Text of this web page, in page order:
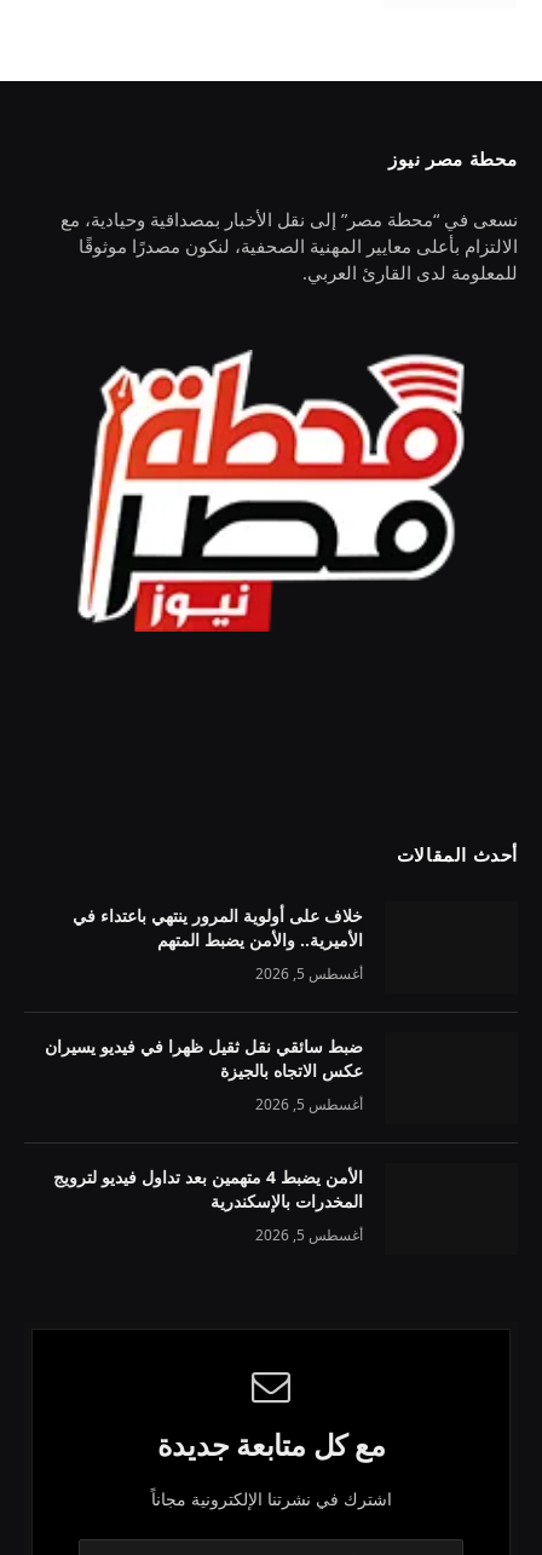
محطة مصر نيوز
نسعى في “محطة مصر” إلى نقل الأخبار بمصداقية وحيادية، مع
الالتزام بأعلى معايير المهنية الصحفية، لنكون مصدرًا موثوقًا
للمعلومة لدى القارئ العربي.
أحدث المقالات
خلاف على أولوية المرور ينتهي باعتداء في
الأميرية.. والأمن يضبط المتهم
أغسطس 5, 2026
ضبط سائقي نقل ثقيل ظهرا في فيديو يسيران
عكس الاتجاه بالجيزة
أغسطس 5, 2026
الأمن يضبط 4 متهمين بعد تداول فيديو لترويج
المخدرات بالإسكندرية
أغسطس 5, 2026
مع كل متابعة جديدة
اشترك في نشرتنا الإلكترونية مجاناً